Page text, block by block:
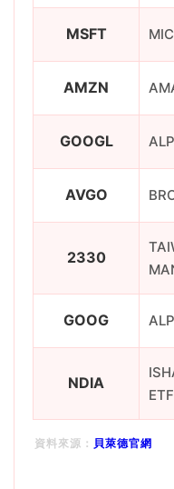
MSFT
AMZN
GOOGL
AVGO
2330
GOOG
NDIA
ETF
資料來源： 貝萊德官網
今周刊